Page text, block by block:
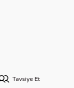
Tavsiye Et